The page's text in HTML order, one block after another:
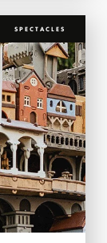
SPECTACLES